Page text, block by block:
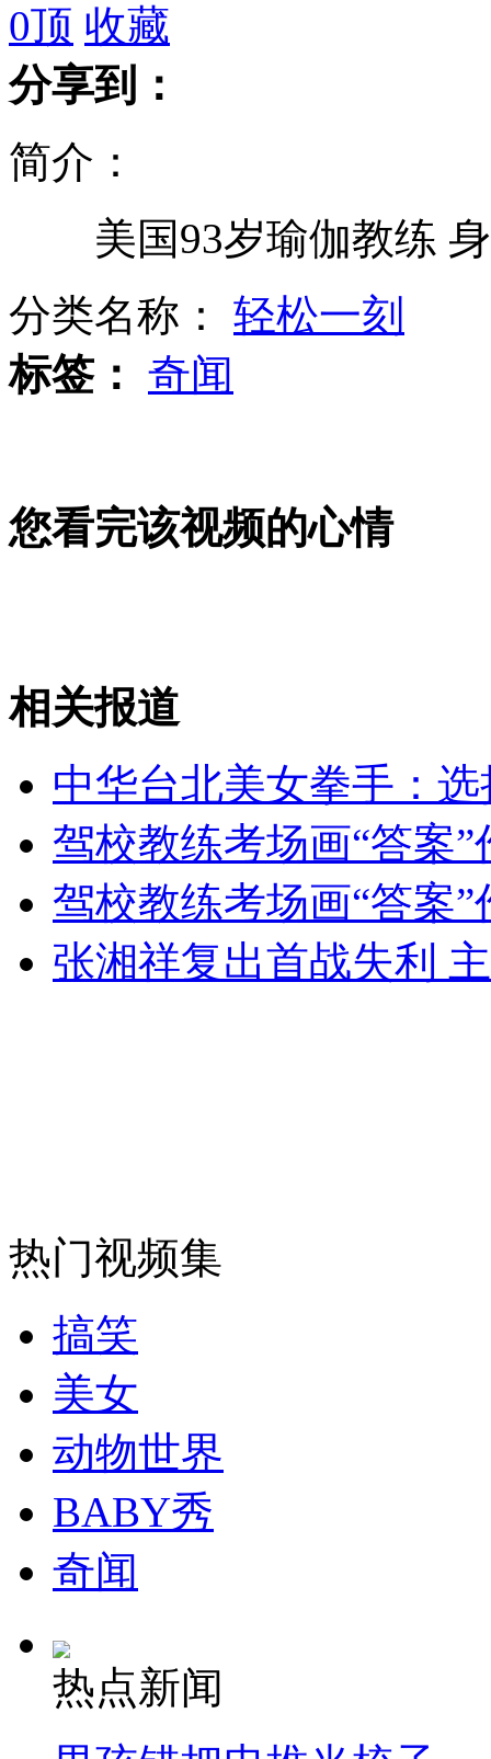
男老师讨薪遭校长咬脸
西班牙驴友苏州救落水男童获表彰
吸毒赌博酗酒者不得聘为涉密人员
宝马男车求职当司机仅为结交老板
山西运城恶犬咬伤多人 警民合力深夜将其击毙
女孩北京地铁殴打老人 痛下狠手拳打脚踢
无痛分娩是否安全 医生回应
外交部：反对强权政治霸凌主义
走！跟着总书记去植树
消防员救轻生者
纽约上演“枕头大战”
司机酒驾遇交警 急速倒车逃窜
0顶 收藏
分享到：
简介：
美国93岁瑜伽教练 身
分类名称： 轻松一刻
标签： 奇闻
您看完该视频的心情
相关报道
中华台北美女拳手：
驾校教练考场画“答案”
驾校教练考场画“答案”
张湘祥复出首战失利
热门视频集
搞笑
美女
动物世界
BABY秀
奇闻
热点新闻